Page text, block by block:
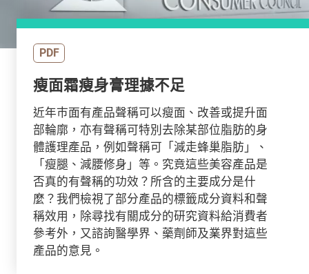
PDF
瘦面霜瘦身膏理據不足
近年巿面有產品聲稱可以瘦面、改善或提升面
部輪廓，亦有聲稱可特別去除某部位脂肪的身
體護理產品，例如聲稱可「減走蜂巢脂肪」、
「瘦腿、減腰修身」等。究竟這些美容產品是
否真的有聲稱的功效？所含的主要成分是什
麼？我們檢視了部分產品的標籤成分資料和聲
稱效用，除尋找有關成分的研究資料給消費者
參考外，又諮詢醫學界、藥劑師及業界對這些
產品的意見。